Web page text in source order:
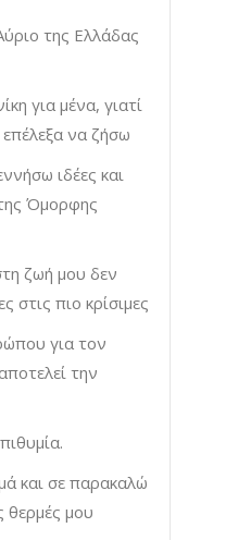
της Ελλάδας
για μένα, γιατί
επέλεξα να ζήσω
ιδέες και
Όμορφης
ζωή μου δεν
στις πιο κρίσιμες
για τον
την
και σε παρακαλώ
θερμές μου